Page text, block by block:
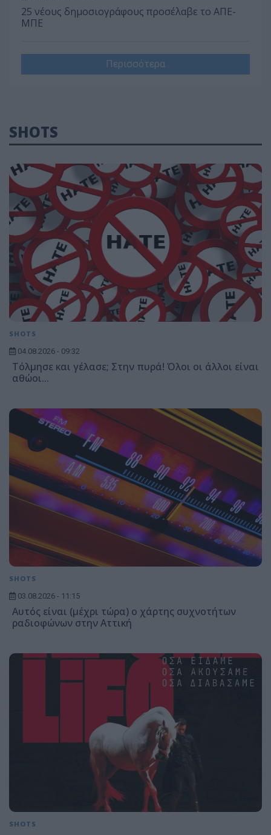
25 νέους δημοσιογράφους προσέλαβε το ΑΠΕ-
ΜΠΕ
Περισσότερα
SHOTS
SHOTS
04.08.2026 - 09:32
Τόλμησε και γέλασε; Στην πυρά! Όλοι οι άλλοι είναι
αθώοι...
SHOTS
03.08.2026 - 11:15
Αυτός είναι (μέχρι τώρα) ο χάρτης συχνοτήτων
ραδιοφώνων στην Αττική
SHOTS